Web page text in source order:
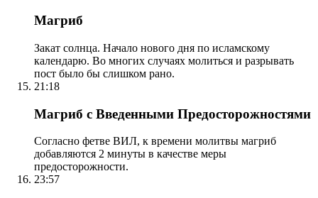
Магриб
Закат солнца. Начало нового дня по исламскому
календарю. Во многих случаях молиться и разрывать
пост было бы слишком рано.
21:18
Магриб с Введенными Предосторожностями
Согласно фетве ВИЛ, к времени молитвы магриб
добавляются 2 минуты в качестве меры
предосторожности.
23:57